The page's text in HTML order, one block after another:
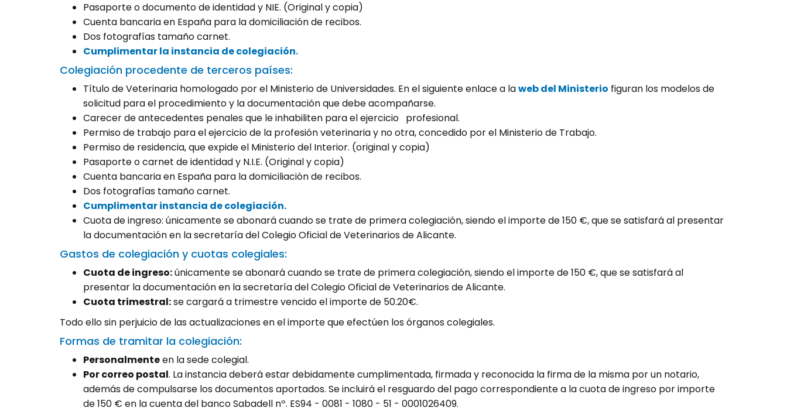
Pasaporte o documento de identidad y NIE. (Original y copia)
Cuenta bancaria en España para la domiciliación de recibos.
Dos fotografías tamaño carnet.
Cumplimentar la instancia de colegiación.
Colegiación procedente de terceros países:
Título de Veterinaria homologado por el Ministerio de Universidades. En el siguiente enlace a laweb del Ministerio figuran los modelos de
solicitud para el procedimiento y la documentación que debe acompañarse.
Carecer de antecedentes penales que le inhabiliten para el ejercicio profesional.
Permiso de trabajo para el ejercicio de la profesión veterinaria y no otra, concedido por el Ministerio de Trabajo.
Permiso de residencia, que expide el Ministerio del Interior. (original y copia)
Pasaporte o carnet de identidad y N.I.E. (Original y copia)
Cuenta bancaria en España para la domiciliación de recibos.
Dos fotografías tamaño carnet.
Cumplimentar instancia de colegiación.
Cuota de ingreso: únicamente se abonará cuando se trate de primera colegiación, siendo el importe de 150 €, que se satisfará al presentar
la documentación en la secretaría del Colegio Oficial de Veterinarios de Alicante.
Gastos de colegiación y cuotas colegiales:
Cuota de ingreso:únicamente se abonará cuando se trate de primera colegiación, siendo el importe de 150 €, que se satisfará al
presentar la documentación en la secretaría del Colegio Oficial de Veterinarios de Alicante.
Cuota trimestral:se cargará a trimestre vencido el importe de 50.20€.
Todo ello sin perjuicio de las actualizaciones en el importe que efectúen los órganos colegiales.
Formas de tramitar la colegiación:
Personalmenteen la sede colegial.
Por correo postal. La instancia deberá estar debidamente cumplimentada, firmada y reconocida la firma de la misma por un notario,
además de compulsarse los documentos aportados. Se incluirá el resguardo del pago correspondiente a la cuota de ingreso por importe
de 150 € en la cuenta del banco Sabadell nº. ES94 - 0081 - 1080 - 51 - 0001026409.